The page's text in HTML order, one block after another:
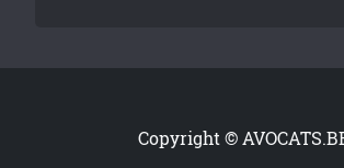
Copyright ©